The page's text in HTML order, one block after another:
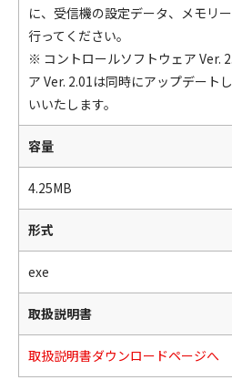
に、受信機の設定データ、メモリ
行ってください。
※ コントロールソフトウェア Ver.
ア Ver. 2.01は同時にアップデート
いいたします。
容量
4.25MB
形式
exe
取扱説明書
取扱説明書ダウンロードページへ